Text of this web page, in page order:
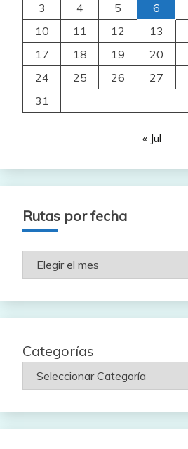
3 4 5 6
10
11 12 13
17
18 19 20
24
25 26 27
31
« Jul
Rutas por fecha
Rutas
Categorías